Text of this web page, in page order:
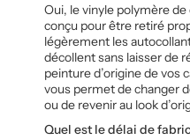
Oui, le vinyle polymère
conçu pour être retiré
légèrement les
décollent sans laisser de
peinture d’origine de vos
vous permet de changer
ou de revenir au look
Quel est le délai de